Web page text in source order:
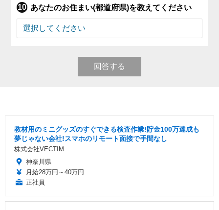
あなたのお住まい(都道府県)を教えてください
回答する
教材用のミニグッズのすぐできる検査作業!貯金100万達成も
夢じゃない会社!スマホのリモート面接で手間なし
株式会社VECTIM
神奈川県
月給28万円～40万円
正社員